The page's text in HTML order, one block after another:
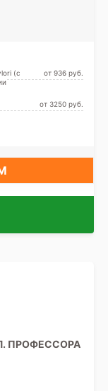
(с
от 936 pуб.
от 3250 pуб.
ПРОФЕССОРА